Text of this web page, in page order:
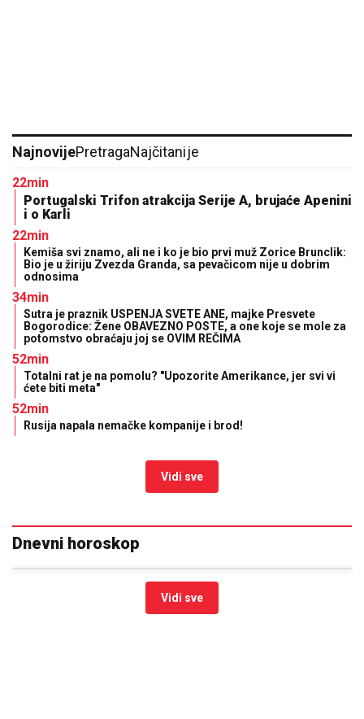
NajnovijePretragaNajčitanije
22min
Portugalski Trifon atrakcija Serije A, brujaće Apenini
i o Karli
22min
Kemiša svi znamo, ali ne i ko je bio prvi muž Zorice Brunclik:
Bio je u žiriju Zvezda Granda, sa pevačicom nije u dobrim
odnosima
34min
Sutra je praznik USPENJA SVETE ANE, majke Presvete
Bogorodice: Žene OBAVEZNO POSTE, a one koje se mole za
potomstvo obraćaju joj se OVIM REČIMA
52min
Totalni rat je na pomolu? "Upozorite Amerikance, jer svi vi
ćete biti meta"
52min
Rusija napala nemačke kompanije i brod!
Vidi sve
Dnevni horoskop
Vidi sve